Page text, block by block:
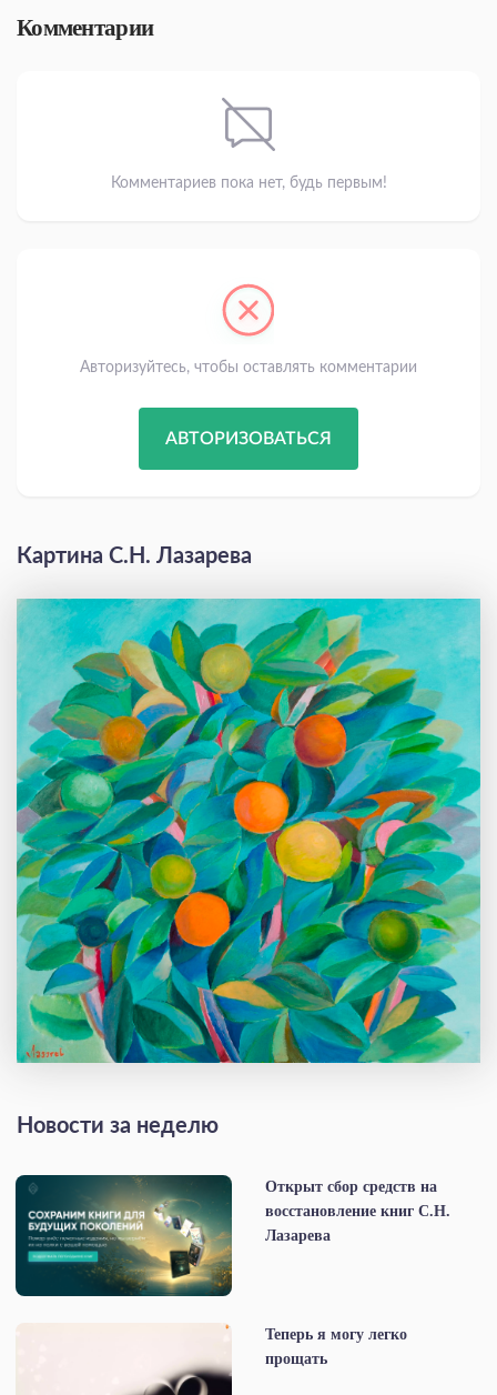
Комментарии
Комментариев пока нет, будь первым!
Авторизуйтесь, чтобы оставлять комментарии
АВТОРИЗОВАТЬСЯ
Картина С.Н. Лазарева
Новости за неделю
Открыт сбор средств на
восстановление книг С.Н.
Лазарева
Теперь я могу легко
прощать